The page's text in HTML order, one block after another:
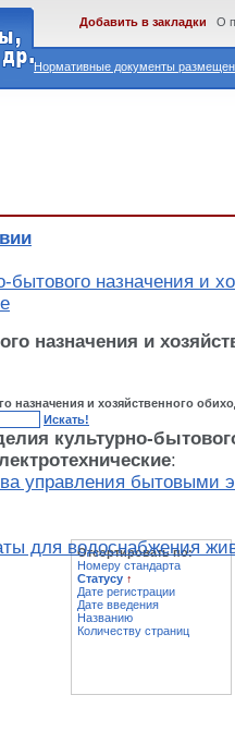
Нормативные документы
Добавить в закладки О
бытового назначения и
назначения и
назначения и хозяйственного
Искать!
культурно-
:
управления бытовыми
для водоснабжения
Отсортировать по:
Номеру стандарта
Статусу ↑
Дате регистрации
Дате введения
Названию
Количеству страниц